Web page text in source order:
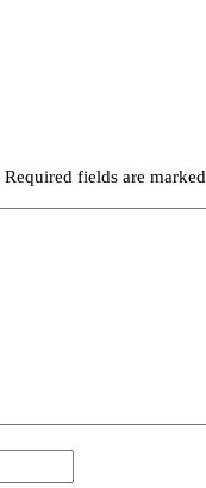
Required fields are marked